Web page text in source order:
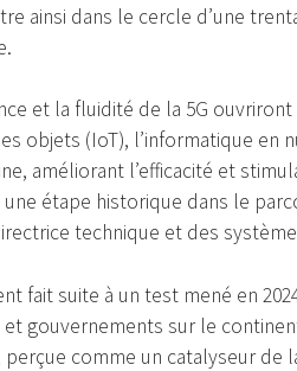
ainsi dans le cercle d’une
et la fluidité de la 5G
objets (IoT), l’informatique en
améliorant l’efficacité et
étape historique dans le
technique et des
fait suite à un test mené en
gouvernements sur le
perçue comme un catalyseur de